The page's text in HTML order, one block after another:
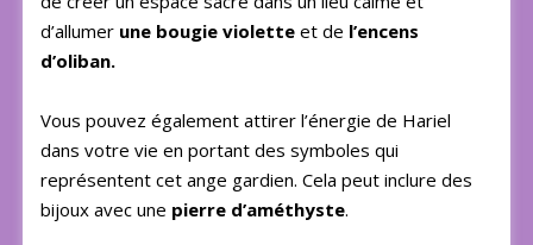
d’allumer une bougie violette et de l’encens
d’oliban.
Vous pouvez également attirer l’énergie de Hariel
dans votre vie en portant des symboles qui
représentent cet ange gardien. Cela peut inclure des
bijoux avec une pierre d’améthyste.